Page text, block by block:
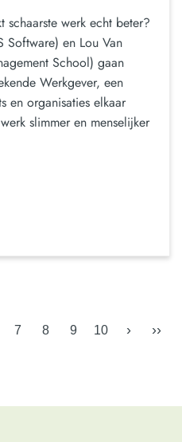
schaarste werk echt beter?
Software) en Lou Van
School) gaan
Werkgever, een
en organisaties elkaar
slimmer en menselijker
7 8 9 10 › ››